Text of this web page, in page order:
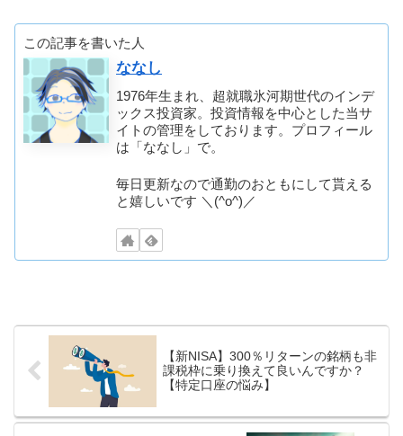
この記事を書いた人
ななし
1976年生まれ、超就職氷河期世代のインデ
ックス投資家。投資情報を中心とした当サ
イトの管理をしております。プロフィール
は「ななし」で。
毎日更新なので通勤のおともにして貰える
と嬉しいです ＼(^o^)／
【新NISA】300％リターンの銘柄も非
課税枠に乗り換えて良いんですか？
【特定口座の悩み】